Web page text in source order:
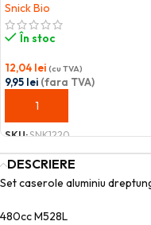
Snick Bio
În stoc
12,04 lei (cu TVA)
9,95 lei (fara TVA)
ADAUGĂ ÎN COȘ
SKU:SNK1220
DESCRIERE
Set caserole aluminiu
480cc M528L